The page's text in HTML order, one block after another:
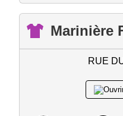
Marinière
RUE